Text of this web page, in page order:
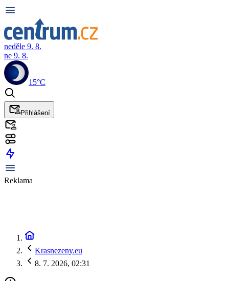
neděle 9. 8.
ne 9. 8.
15°C
Přihlášení
Reklama
Krasnezeny.eu
8. 7. 2026, 02:31